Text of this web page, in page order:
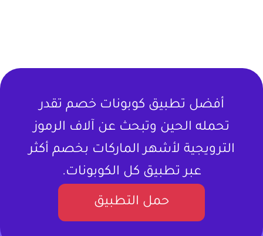
أفضل تطبيق كوبونات خصم تقدر
تحمله الحين وتبحث عن آلاف الرموز
الترويجية لأشهر الماركات بخصم أكثر
عبر تطبيق كل الكوبونات.
حمل التطبيق